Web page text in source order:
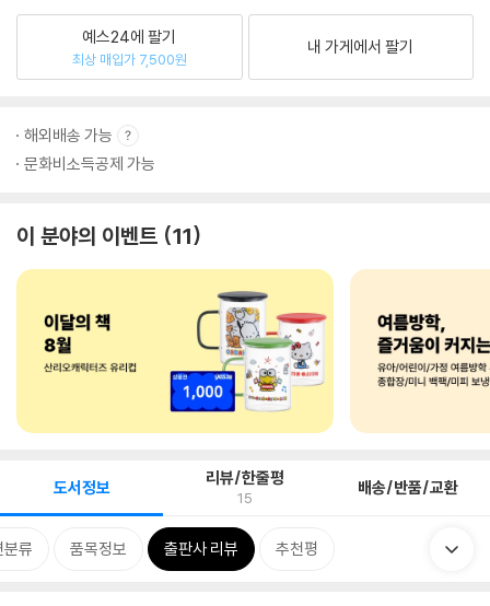
예스24에 팔기
최상 매입가 7,500원
내 가게에서 팔기
해외배송 가능
문화비소득공제 가능
이 분야의 이벤트 11
도서정보 리뷰/한줄평
15 배송/반품/교환
분류 품목정보 출판사 리뷰 추천평